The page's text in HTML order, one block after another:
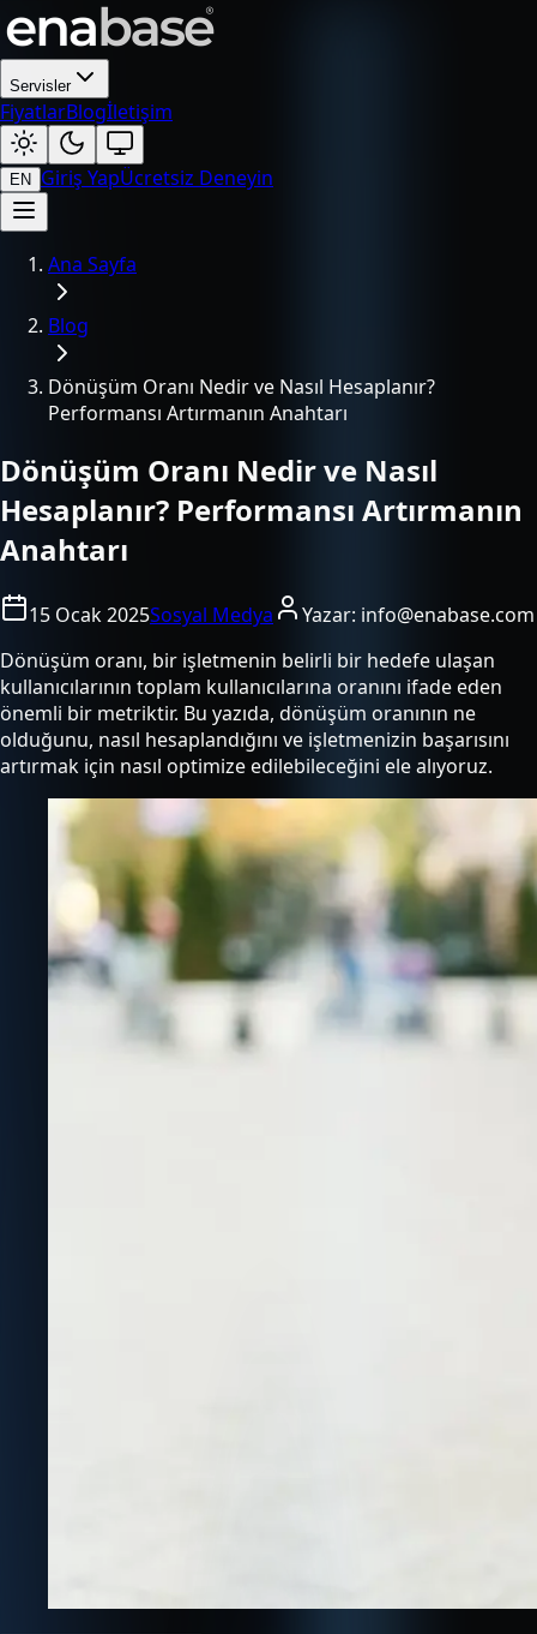
Servisler
FiyatlarBlogİletişim
EN Giriş YapÜcretsiz Deneyin
Ana Sayfa
Blog
Dönüşüm Oranı Nedir ve Nasıl Hesaplanır?
Performansı Artırmanın Anahtarı
Dönüşüm Oranı Nedir ve Nasıl
Hesaplanır? Performansı Artırmanın
Anahtarı
15 Ocak 2025Sosyal Medya Yazar: info@enabase.com
Dönüşüm oranı, bir işletmenin belirli bir hedefe ulaşan
kullanıcılarının toplam kullanıcılarına oranını ifade eden
önemli bir metriktir. Bu yazıda, dönüşüm oranının ne
olduğunu, nasıl hesaplandığını ve işletmenizin başarısını
artırmak için nasıl optimize edilebileceğini ele alıyoruz.